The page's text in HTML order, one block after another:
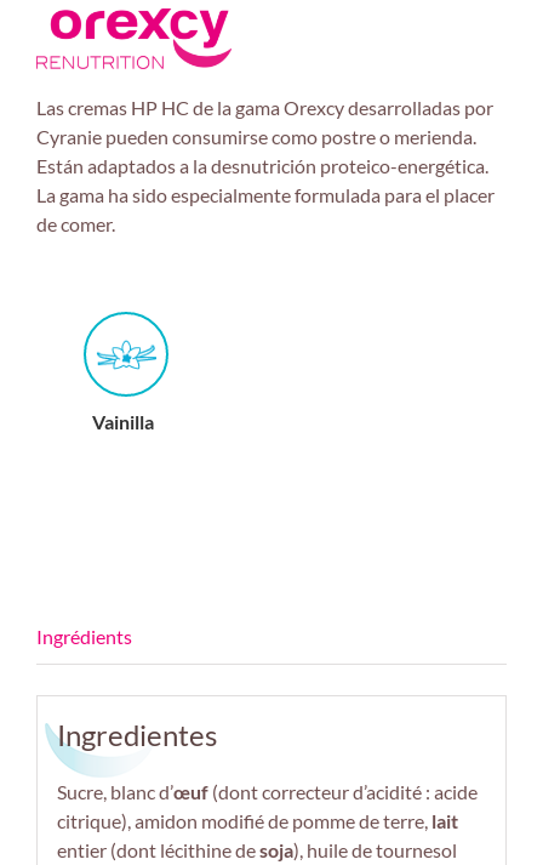
Las cremas HP HC de la gama Orexcy desarrolladas por
Cyranie pueden consumirse como postre o merienda.
Están adaptados a la desnutrición proteico-energética.
La gama ha sido especialmente formulada para el placer
de comer.
Vainilla
Ingredientes
Sucre, blanc d’œuf(dont correcteur d’acidité : acide
citrique), amidon modifié de pomme de terre, lait
entier (dont lécithine desoja), huile de tournesol